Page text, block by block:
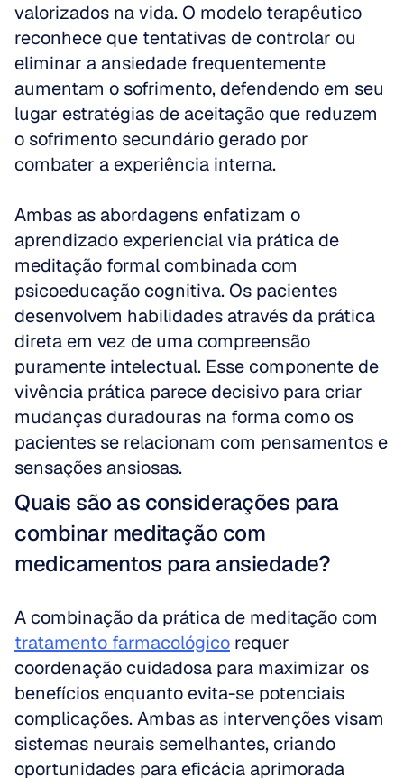
valorizados na vida. O modelo terapêutico
reconhece que tentativas de controlar ou
eliminar a ansiedade frequentemente
aumentam o sofrimento, defendendo em seu
lugar estratégias de aceitação que reduzem
o sofrimento secundário gerado por
combater a experiência interna.
Ambas as abordagens enfatizam o
aprendizado experiencial via prática de
meditação formal combinada com
psicoeducação cognitiva. Os pacientes
desenvolvem habilidades através da prática
direta em vez de uma compreensão
puramente intelectual. Esse componente de
vivência prática parece decisivo para criar
mudanças duradouras na forma como os
pacientes se relacionam com pensamentos e
sensações ansiosas.
Quais são as considerações para
combinar meditação com
medicamentos para ansiedade?
tratamento farmacológico requer
coordenação cuidadosa para maximizar os
benefícios enquanto evita-se potenciais
complicações. Ambas as intervenções visam
sistemas neurais semelhantes, criando
oportunidades para eficácia aprimorada